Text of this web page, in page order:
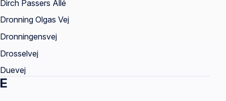
Dirch Passers Allé
Dronning Olgas Vej
Dronningensvej
Drosselvej
Duevej
E